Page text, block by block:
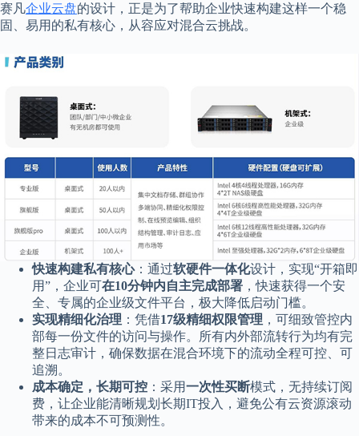
赛凡企业云盘的设计，正是为了帮助企业快速构建这样一个稳
固、易用的私有核心，从容应对混合云挑战。
快速构建私有核心：通过软硬件一体化设计，实现“开箱即
用”，企业可在10分钟内自主完成部署 ，快速获得一个安
全、专属的企业级文件平台，极大降低启动门槛。
实现精细化治理 ：凭借17级精细权限管理 ，可细致管控内
部每一份文件的访问与操作。所有内外部流转行为均有完
整日志审计，确保数据在混合环境下的流动全程可控、可
追溯。
成本确定，长期可控 ：采用一次性买断模式，无持续订阅
费，让企业能清晰规划长期IT投入，避免公有云资源滚动
带来的成本不可预测性。